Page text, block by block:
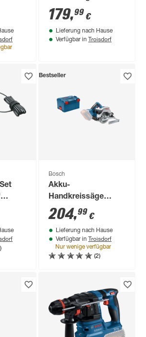
'GDX 18V-200
Professional' inkl. L-
BOXX, ohne Akku
und Ladegerät
179,99 €
Lieferung nach Hause
Verfügbar in Troisdorf
Akku
Bestseller
Bosch
Akku-
Handkreissäge
'Professional GKS
18V-57 G' ohne Akku
18 V, mit
Transportbox
204,99 €
Lieferung nach Hause
Verfügbar in Troisdorf
Nur wenige verfügbar
(2)